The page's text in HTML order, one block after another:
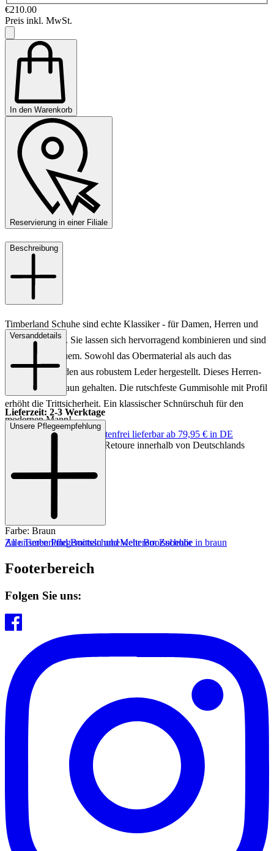
€210.00
Preis inkl. MwSt.
In den Warenkorb
Reservierung in einer Filiale
Beschreibung
Timberland Schuhe sind echte Klassiker - für Damen, Herren und
auch für Kinder. Sie lassen sich hervorragend kombinieren und sind
wunderbar bequem. Sowohl das Obermaterial als auch das
Innenfutter werden aus robustem Leder hergestellt. Dieses Herren-
Modell ist in Braun gehalten. Die rutschfeste Gummisohle mit Profil
erhöht die Trittsicherheit. Ein klassischer Schnürschuh für den
modernen Mann!
Absatzhöhe: ca. 3 cm
Farbe: Braun
Versanddetails
Lieferzeit: 2-3 Werktage
Keine Versandkosten:
kostenfrei lieferbar ab 79,95 € in DE
Einfache und Kostenlose Retoure innerhalb von Deutschlands
Unsere Pflegeempfehlung
Zu unseren Pflegemitteln und weiterem Zubehör
Alle Timberland BootsschuheMehr Bootsschuhe in braun
Footerbereich
Folgen Sie uns: